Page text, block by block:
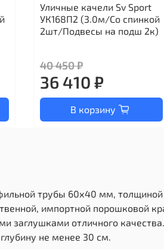
Уличные качели Sv Sport
УК168П2 (3.0м/Со спинкой
2шт/Подвесы на подш 2к)
40 450 ₽
36 410 ₽
В корзину
трубы 60х40 мм,
импортной порошковой
заглушками отличного
не менее 30 см.